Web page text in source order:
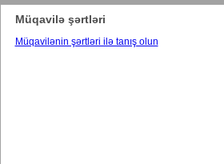
Müqavilə şərtləri
Müqavilənin şərtləri ilə tanış olun